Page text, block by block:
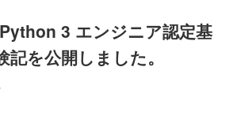
3 エンジニア認定基
記を公開しました。